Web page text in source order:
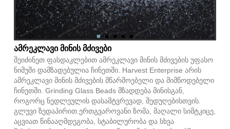
ამრეკლავი მინის მძივები
შეიძინეთ ფასდაკლებით ამრეკლავი მინის მძივების უფასო
ნიმუში დამზადებულია ჩინეთში. Harvest Enterprise არის
ამრეკლავი მინის მძივების მწარმოებელი და მიმწოდებელი
ჩინეთში. Grinding Glass Beads მზადდება მინისგან,
როგორც ნედლეულის დასამტვრევად, შედუღებისთვის.
გლუვი ზედაპირით.ერთგვაროვანი ზომა, მაღალი სიმტკიცე,
აცვიათ წინააღმდეგობა, სტაბილურობა და სხვა